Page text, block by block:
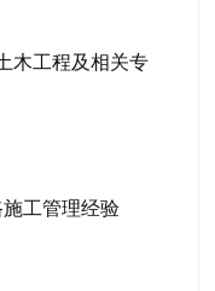
木工程及相关专
工管理经验